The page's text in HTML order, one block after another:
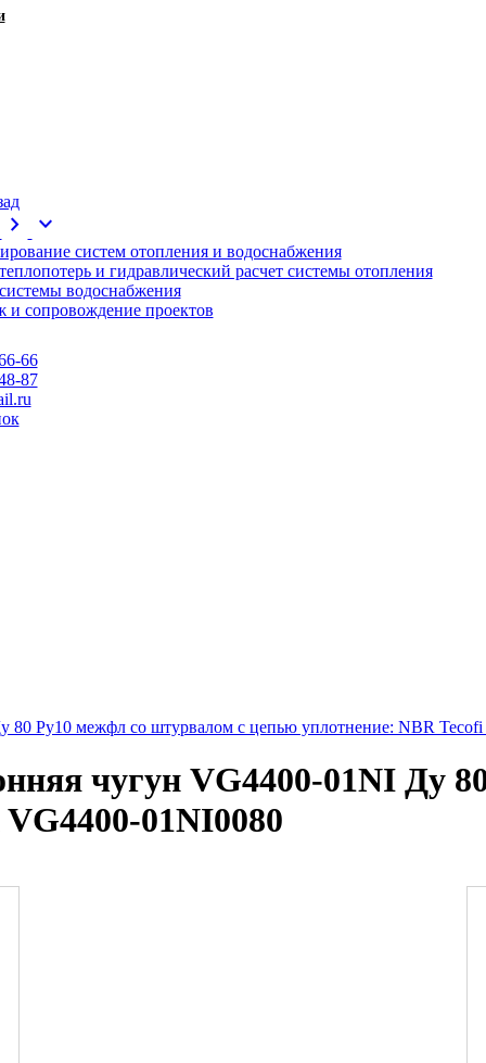
chevron_right expand_more
систем отопления и водоснабжения
и гидравлический расчет системы отопления
водоснабжения
и сопровождение проектов
66
87
80 Ру10 межфл со штурвалом с цепью уплотнение: NBR
чугун VG4400-01NI Ду
01NI0080